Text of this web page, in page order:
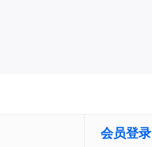
会员登录